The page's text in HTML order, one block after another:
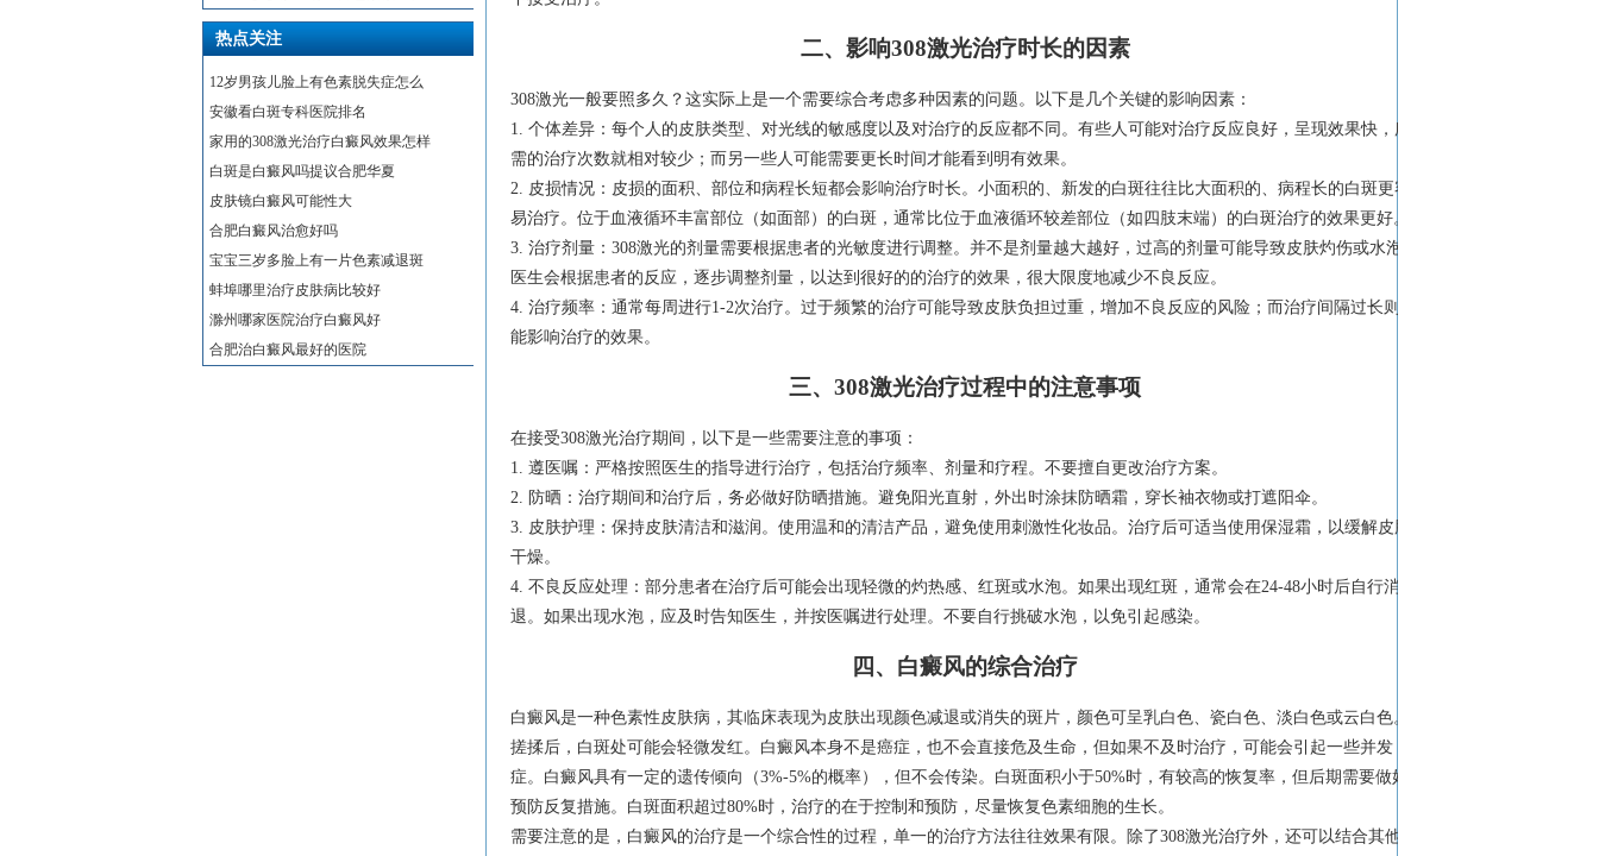
二、影响308激光治疗时长的因素
308激光一般要照多久？这实际上是一个需要综合考虑多种因素的问题。以下是几个关键的影响因素：
1. 个体差异：每个人的皮肤类型、对光线的敏感度以及对治疗的反应都不同。有些人可能对治疗反应良好，呈现效果快，所
需的治疗次数就相对较少；而另一些人可能需要更长时间才能看到明有效果。
2. 皮损情况：皮损的面积、部位和病程长短都会影响治疗时长。小面积的、新发的白斑往往比大面积的、病程长的白斑更容
易治疗。位于血液循环丰富部位（如面部）的白斑，通常比位于血液循环较差部位（如四肢末端）的白斑治疗的效果更好。
3. 治疗剂量：308激光的剂量需要根据患者的光敏度进行调整。并不是剂量越大越好，过高的剂量可能导致皮肤灼伤或水泡。
医生会根据患者的反应，逐步调整剂量，以达到很好的的治疗的效果，很大限度地减少不良反应。
4. 治疗频率：通常每周进行1-2次治疗。过于频繁的治疗可能导致皮肤负担过重，增加不良反应的风险；而治疗间隔过长则可
能影响治疗的效果。
三、308激光治疗过程中的注意事项
在接受308激光治疗期间，以下是一些需要注意的事项：
1. 遵医嘱：严格按照医生的指导进行治疗，包括治疗频率、剂量和疗程。不要擅自更改治疗方案。
2. 防晒：治疗期间和治疗后，务必做好防晒措施。避免阳光直射，外出时涂抹防晒霜，穿长袖衣物或打遮阳伞。
3. 皮肤护理：保持皮肤清洁和滋润。使用温和的清洁产品，避免使用刺激性化妆品。治疗后可适当使用保湿霜，以缓解皮肤
干燥。
4. 不良反应处理：部分患者在治疗后可能会出现轻微的灼热感、红斑或水泡。如果出现红斑，通常会在24-48小时后自行消
退。如果出现水泡，应及时告知医生，并按医嘱进行处理。不要自行挑破水泡，以免引起感染。
四、白癜风的综合治疗
白癜风是一种色素性皮肤病，其临床表现为皮肤出现颜色减退或消失的斑片，颜色可呈乳白色、瓷白色、淡白色或云白色。
搓揉后，白斑处可能会轻微发红。白癜风本身不是癌症，也不会直接危及生命，但如果不及时治疗，可能会引起一些并发
症。白癜风具有一定的遗传倾向（3%-5%的概率），但不会传染。白斑面积小于50%时，有较高的恢复率，但后期需要做好
预防反复措施。白斑面积超过80%时，治疗的在于控制和预防，尽量恢复色素细胞的生长。
需要注意的是，白癜风的治疗是一个综合性的过程，单一的治疗方法往往效果有限。除了308激光治疗外，还可以结合其他治
热点关注
12岁男孩儿脸上有色素脱失症怎么
安徽看白斑专科医院排名
家用的308激光治疗白癜风效果怎样
白斑是白癜风吗提议合肥华夏
皮肤镜白癜风可能性大
合肥白癜风治愈好吗
宝宝三岁多脸上有一片色素减退斑
蚌埠哪里治疗皮肤病比较好
滁州哪家医院治疗白癜风好
合肥治白癜风最好的医院